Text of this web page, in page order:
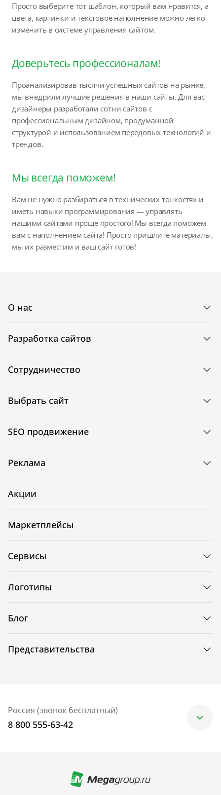
Просто выберите тот шаблон, который вам нравится, а
цвета, картинки и текстовое наполнение можно легко
изменить в системе управления сайтом.
Доверьтесь профессионалам!
Проанализировав тысячи успешных сайтов на рынке,
мы внедрили лучшие решения в наши сайты. Для вас
дизайнеры разработали сотни сайтов с
профессиональным дизайном, продуманной
структурой и использованием передовых технологий и
трендов.
Мы всегда поможем!
Вам не нужно разбираться в технических тонкостях и
иметь навыки программирования — управлять
нашими сайтами проще простого! Мы всегда поможем
вам с наполнением сайта! Просто пришлите материалы,
мы их разместим и ваш сайт готов!
О нас
Разработка сайтов
Сотрудничество
Выбрать сайт
SEO продвижение
Реклама
Акции
Маркетплейсы
Сервисы
Логотипы
Блог
Представительства
Россия (звонок бесплатный)
8 800 555-63-42
+7 (499) 705-30-10